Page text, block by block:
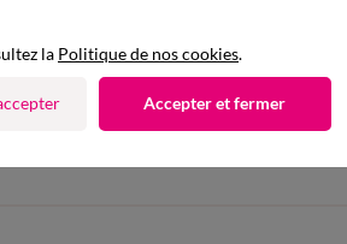
de salon
la Politique de nos cookies.
Accepter et fermer